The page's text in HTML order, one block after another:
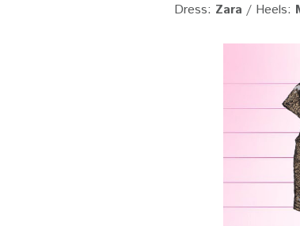
Dress: Zara / Heels: